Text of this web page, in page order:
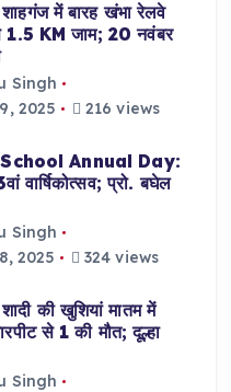
में बारह खंभा रेलवे
1.5 KM जाम; 20 नवंबर
Singh
2025
216 views
Annual Day:
वार्षिकोत्सव; प्रो. बघेल
Singh
2025
324 views
की खुशियां मातम में
से 1 की मौत; दूल्हा
Singh